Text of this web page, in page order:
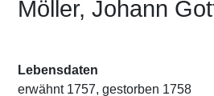
Möller, Johann
Lebensdaten
erwähnt 1757, gestorben 1758